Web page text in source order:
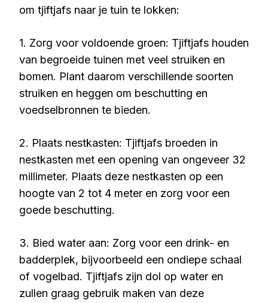
om tjiftjafs naar je tuin te lokken:
1. Zorg voor voldoende groen: Tjiftjafs houden
van begroeide tuinen met veel struiken en
bomen. Plant daarom verschillende soorten
struiken en heggen om beschutting en
voedselbronnen te bieden.
2. Plaats nestkasten: Tjiftjafs broeden in
nestkasten met een opening van ongeveer 32
millimeter. Plaats deze nestkasten op een
hoogte van 2 tot 4 meter en zorg voor een
goede beschutting.
3. Bied water aan: Zorg voor een drink- en
badderplek, bijvoorbeeld een ondiepe schaal
of vogelbad. Tjiftjafs zijn dol op water en
zullen graag gebruik maken van deze